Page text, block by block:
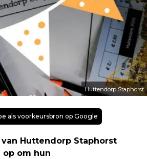
Huttendorp Staphorst
als voorkeursbron op Google
Huttendorp Staphorst
om hun